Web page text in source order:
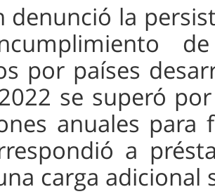
denunció la
de
por países
se superó
anuales para
a
carga adicional